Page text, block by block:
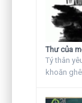
Thư của
Tý thân
khoăn